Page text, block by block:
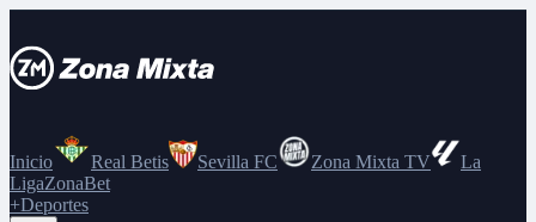
Inicio Real Betis Sevilla FC Zona Mixta TV
La
LigaZonaBet
+Deportes